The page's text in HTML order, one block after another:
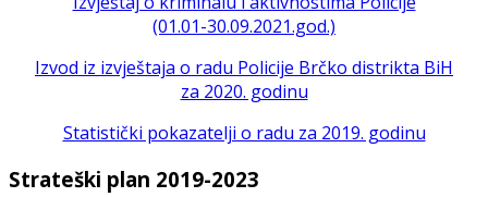
(01.01-30.09.2021.god.)
Izvod iz izvještaja o radu Policije Brčko distrikta BiH
za 2020. godinu
Statistički pokazatelji o radu za 2019. godinu
Strateški plan 2019-2023